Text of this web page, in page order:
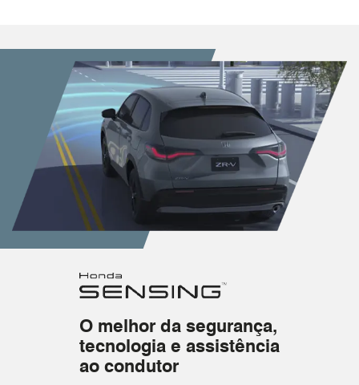
O melhor da segurança,
tecnologia e assistência
ao condutor